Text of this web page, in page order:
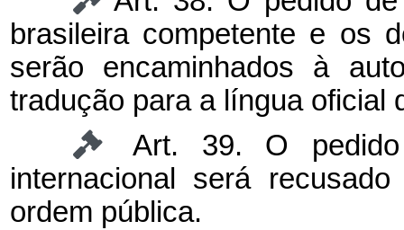
brasileira competente e os
serão encaminhados à
tradução para a língua oficial
Art. 39. O
internacional será
ordem pública.